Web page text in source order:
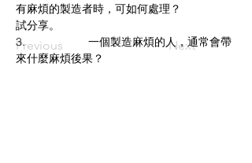
Previous Next
有麻煩的製造者時，可如何處理？
試分享。
3.                    一個製造麻煩的人，通常會帶
來什麼麻煩後果？